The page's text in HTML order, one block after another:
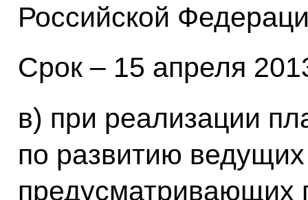
Российской
Срок – 15 апреля
в) при реализации
по развитию
предусматривающих